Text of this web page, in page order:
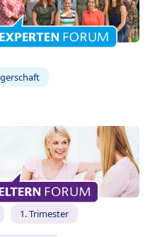
1. Trimester